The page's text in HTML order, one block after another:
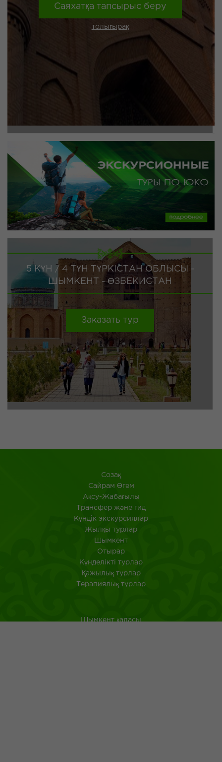
Саяхатқа тапсырыс беру
толығырақ
5 КҮН / 4 ТҮН ТҮРКІСТАН ОБЛЫСЫ -
ШЫМКЕНТ - ӨЗБЕКИСТАН
Заказать тур
Созақ
​Сайрам Өгем
Ақсу-Жабағылы
Трансфер және гид
Күндік экскурсиялар
Жылқы турлар
Шымкент
Отырар
Күнделікті турлар
Қажылық турлар
Терапиялық турлар
Шымкент қаласы